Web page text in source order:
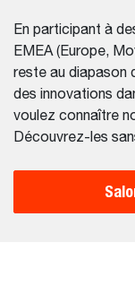
En participant à
EMEA (Europe,
reste au diapason
des innovations
voulez connaître
Découvrez-les